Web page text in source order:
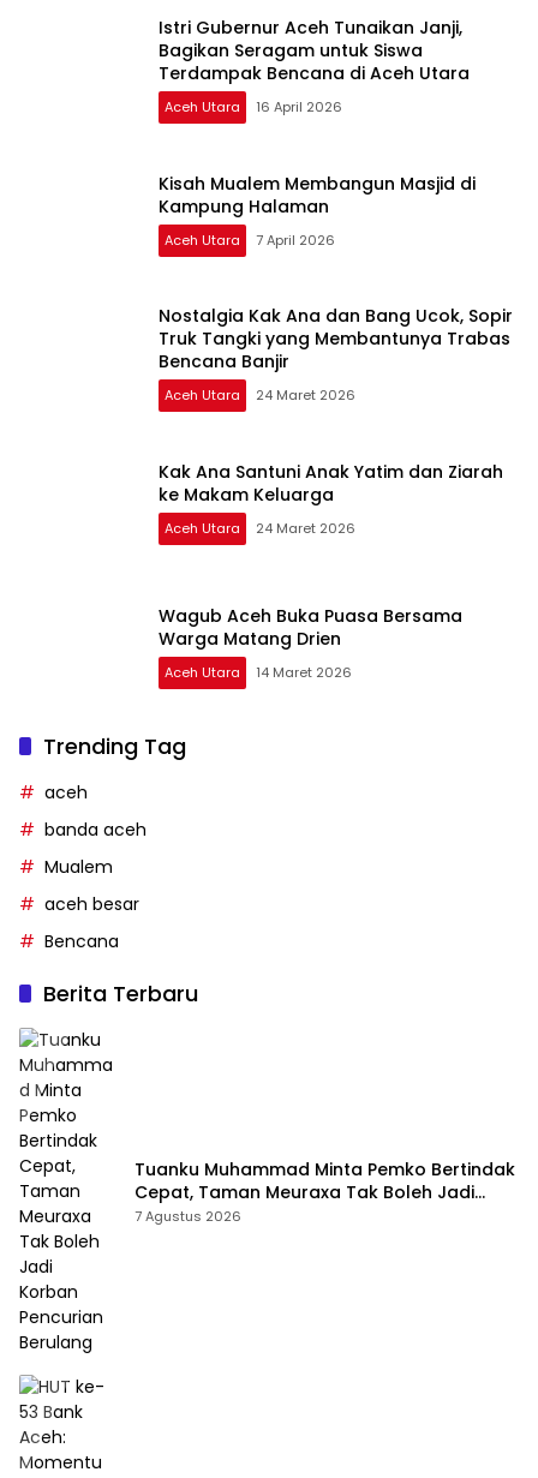
Istri Gubernur Aceh Tunaikan Janji,
Bagikan Seragam untuk Siswa
Terdampak Bencana di Aceh Utara
Aceh Utara 16 April 2026
Kisah Mualem Membangun Masjid di
Kampung Halaman
Aceh Utara 7 April 2026
Nostalgia Kak Ana dan Bang Ucok, Sopir
Truk Tangki yang Membantunya Trabas
Bencana Banjir
Aceh Utara 24 Maret 2026
Kak Ana Santuni Anak Yatim dan Ziarah
ke Makam Keluarga
Aceh Utara 24 Maret 2026
Wagub Aceh Buka Puasa Bersama
Warga Matang Drien ‎
Aceh Utara 14 Maret 2026
Trending Tag
aceh
banda aceh
Mualem
aceh besar
Bencana
Berita Terbaru
Tuanku Muhammad Minta Pemko Bertindak
Cepat, Taman Meuraxa Tak Boleh Jadi
Korban Pencurian Berulang
7 Agustus 2026